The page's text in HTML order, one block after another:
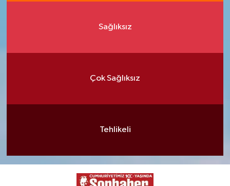
Sağlıksız
Çok Sağlıksız
Tehlikeli